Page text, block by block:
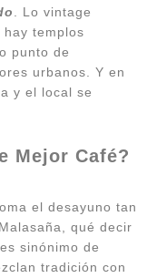
. Lo vintage
templos
punto de
urbanos. Y en
y el local se
Mejor Café?
el desayuno tan
qué decir
sinónimo de
tradición con